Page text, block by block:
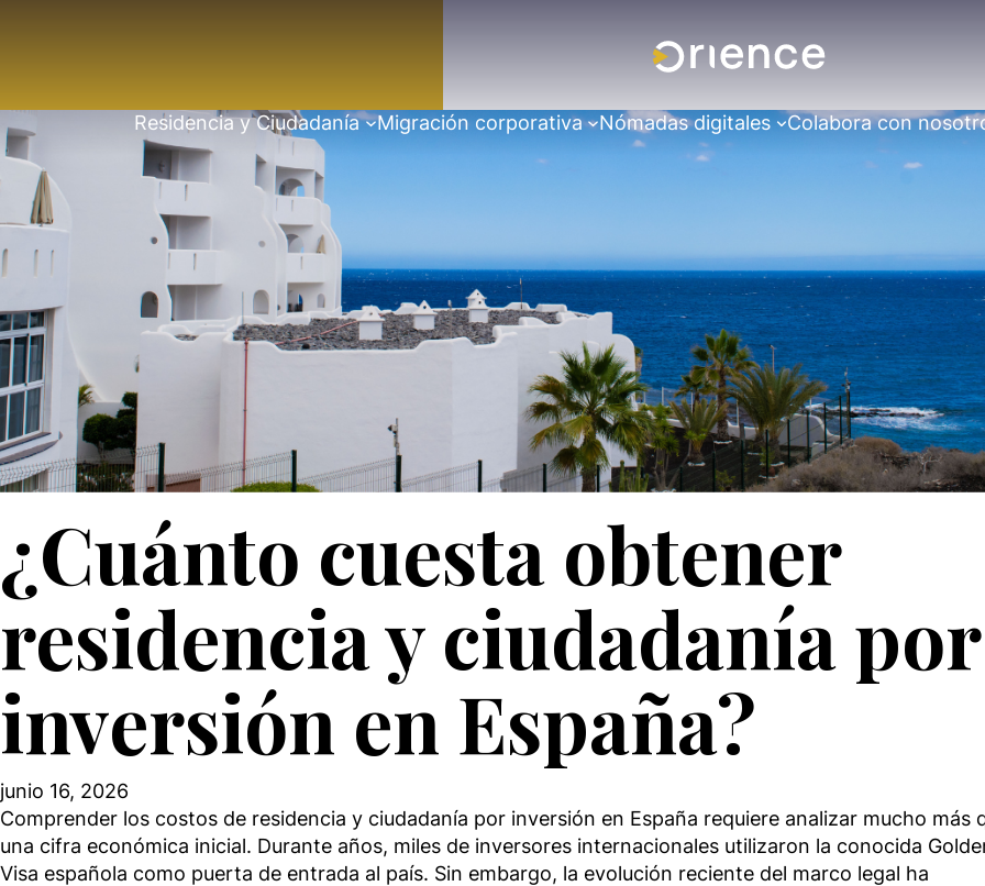
Residencia y Ciudadanía Migración corporativa Nómadas digitales Colabora con
¿Cuánto cuesta obtener
residencia y ciudadanía por
inversión en España?
junio 16, 2026
Comprender los costos de residencia y ciudadanía por inversión en España requiere analizar mucho más
una cifra económica inicial. Durante años, miles de inversores internacionales utilizaron la conocida
Visa española como puerta de entrada al país. Sin embargo, la evolución reciente del marco legal ha